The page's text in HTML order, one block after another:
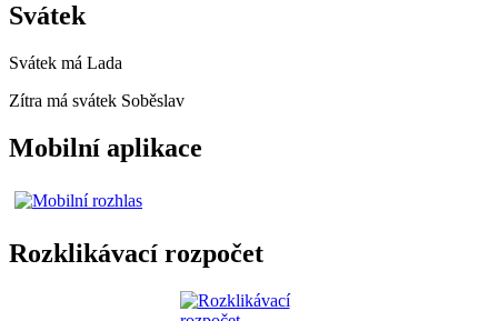
Svátek
Svátek má Lada
Zítra má svátek Soběslav
Mobilní aplikace
Rozklikávací rozpočet